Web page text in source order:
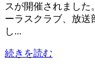
スが開催されました
ーラスクラブ、放送
し...
続きを読む